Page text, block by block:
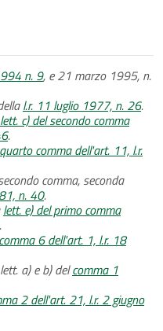
n. 9, e 21 marzo 1995, n.
l.r. 11 luglio 1977, n. 26.
lett. c) del secondo comma
.
quarto comma dell'art. 11, l.r.
comma, seconda
n. 40.
lett. e) del primo comma
.
comma 6 dell'art. 1, l.r. 18
a) e b) delcomma 1
2 dell'art. 21, l.r. 2 giugno